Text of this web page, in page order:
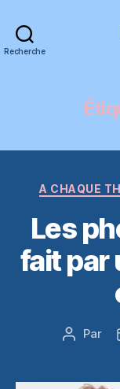
Recherche
A CHAQUE
Les
fait par
Auteur
Par